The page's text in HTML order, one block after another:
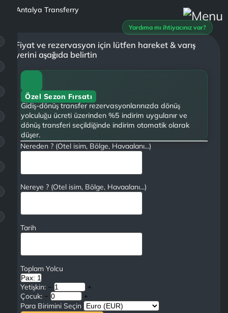
Yardıma mı ihtiyacınız var?
Fiyat ve rezervasyon için lütfen hareket & varış
yerini aşağıda belirtin
Özel Sezon Fırsatı
Gidiş-dönüş transfer rezervasyonlarınızda dönüş
yolculuğu ücreti üzerinden %5 indirim uygulanır ve
dönüş transferi seçildiğinde indirim otomatik olarak
düşer.
Nereden ? (Otel isim, Bölge, Havaalanı...)
Nereye ? (Otel isim, Bölge, Havaalanı...)
Tarih
Toplam Yolcu
Pax: 1
Yetişkin: − +
Çocuk: − +
Para Birimini Seçin